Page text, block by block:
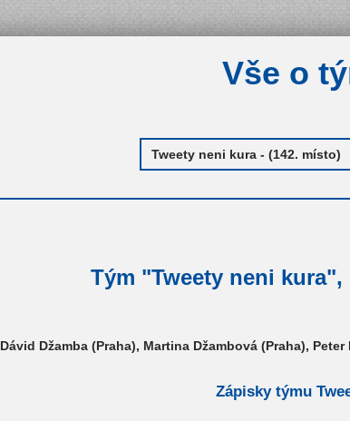
Vše o
Tým "Tweety neni kura",
Dávid Džamba (Praha), Martina Džambová (Praha),
Zápisky týmu